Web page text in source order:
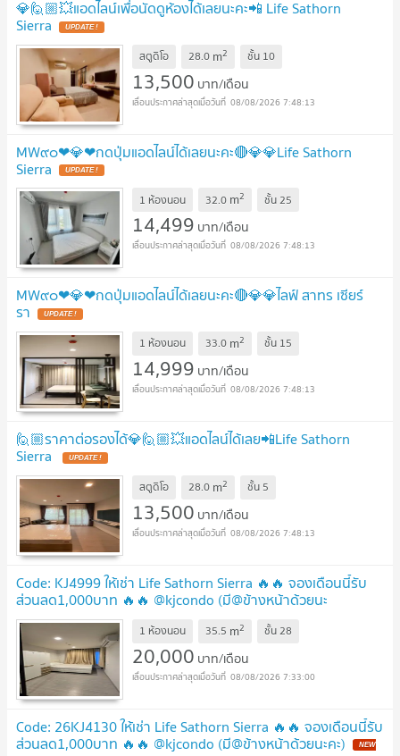
💎🙋🏼💥แอดไลน์เพื่อนัดดูห้องได้เลยนะคะ📲 Life Sathorn
Sierra
สตูดิโอ 28.0 m2 ชั้น 10
13,500 บาท/เดือน
08/08/2026 7:48:13
MW๙๐❤💎❤กดปุ่มแอดไลน์ได้เลยนะคะ🔴💎💎Life Sathorn
Sierra
1 ห้องนอน 32.0 m2 ชั้น25
14,499 บาท/เดือน
08/08/2026 7:48:13
MW๙๐❤💎❤กดปุ่มแอดไลน์ได้เลยนะคะ🔴💎💎ไลฟ์ สาทร เซียร์
รา
1 ห้องนอน 33.0 m2 ชั้น 15
14,999 บาท/เดือน
08/08/2026 7:48:13
🙋🏼ราคาต่อรองได้💎🙋🏼💥แอดไลน์ได้เลย📲Life Sathorn
Sierra
สตูดิโอ 28.0 m2 ชั้น 5
13,500 บาท/เดือน
08/08/2026 7:48:13
Code: KJ4999 ให้เช่า Life Sathorn Sierra 🔥🔥 จองเดือนนี้รับ
ส่วนลด1,000บาท 🔥🔥 @kjcondo (มี@ข้างหน้าด้วยนะ
คะ)
1 ห้องนอน 35.5 m2 ชั้น28
20,000 บาท/เดือน
08/08/2026 7:33:00
Code: 26KJ4130 ให้เช่า Life Sathorn Sierra 🔥🔥 จองเดือนนี้รับ
ส่วนลด1,000บาท 🔥🔥 @kjcondo (มี@ข้างหน้าด้วยนะคะ)